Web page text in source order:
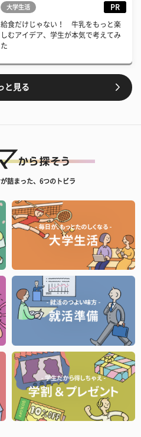
大学生活 PR
給食だけじゃない！ 牛乳をもっと楽
しむアイデア、学生が本気で考えてみ
た
と見る
詰まった、6つのトビラ